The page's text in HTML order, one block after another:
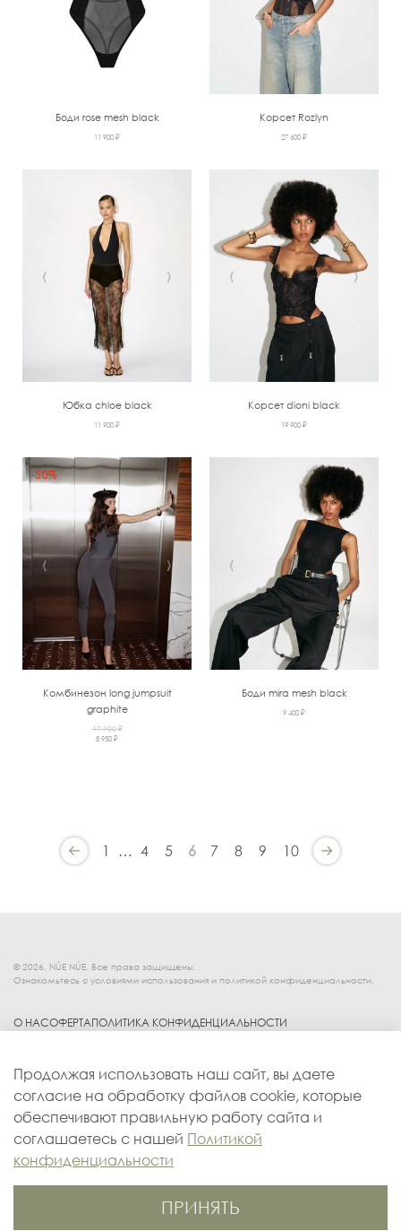
Боди rose mesh black
11 900 ₽
Корсет Rozlyn
27 600 ₽
‹ ›
Юбка chloe black
11 900 ₽
‹ ›
Корсет dioni black
19 900 ₽
‹ ›
-50%
Комбинезон long jumpsuit
graphite
17 900 ₽
8 950 ₽
‹ ›
Боди mira mesh black
9 400 ₽
1 … 4 5 6 7 8 9 10
© 2026. NÚE NÚE. Все права защищены.
Ознакомьтесь с условиями использования и политикой конфиденциальности.
О НАСОФЕРТАПОЛИТИКА КОНФИДЕНЦИАЛЬНОСТИ
ДОСТАВКА
КОНТАКТЫ
ОПЛАТА
Продолжая использовать наш сайт, вы даете
согласие на обработку файлов cookie, которые
обеспечивают правильную работу сайта и
соглашаетесь с нашей Политикой
конфиденциальности
ПРИНЯТЬ